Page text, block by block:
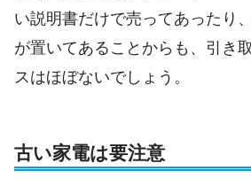
い説明書だけで売ってあったり
が置いてあることからも、引き
スはほぼないでしょう。
古い家電は要注意